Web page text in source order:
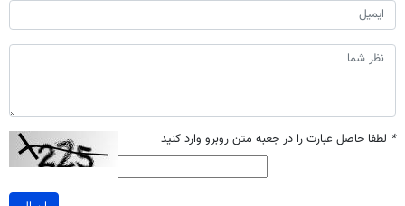
* لطفا حاصل عبارت را در جعبه متن روبرو وارد کنید